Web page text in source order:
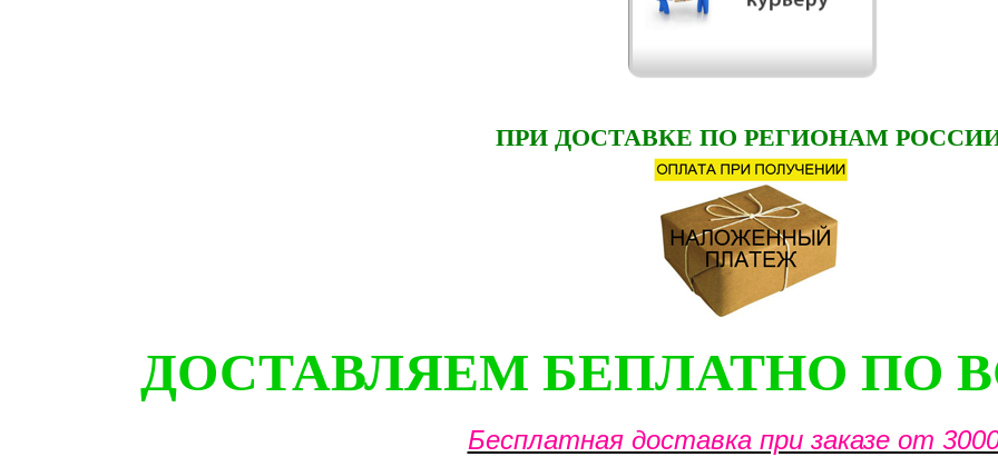
ПРИ ДОСТАВКЕ ПО РЕГИОНАМ
ДОСТАВЛЯЕМ БЕПЛАТНО ПО
Бесплатная доставка при заказе от